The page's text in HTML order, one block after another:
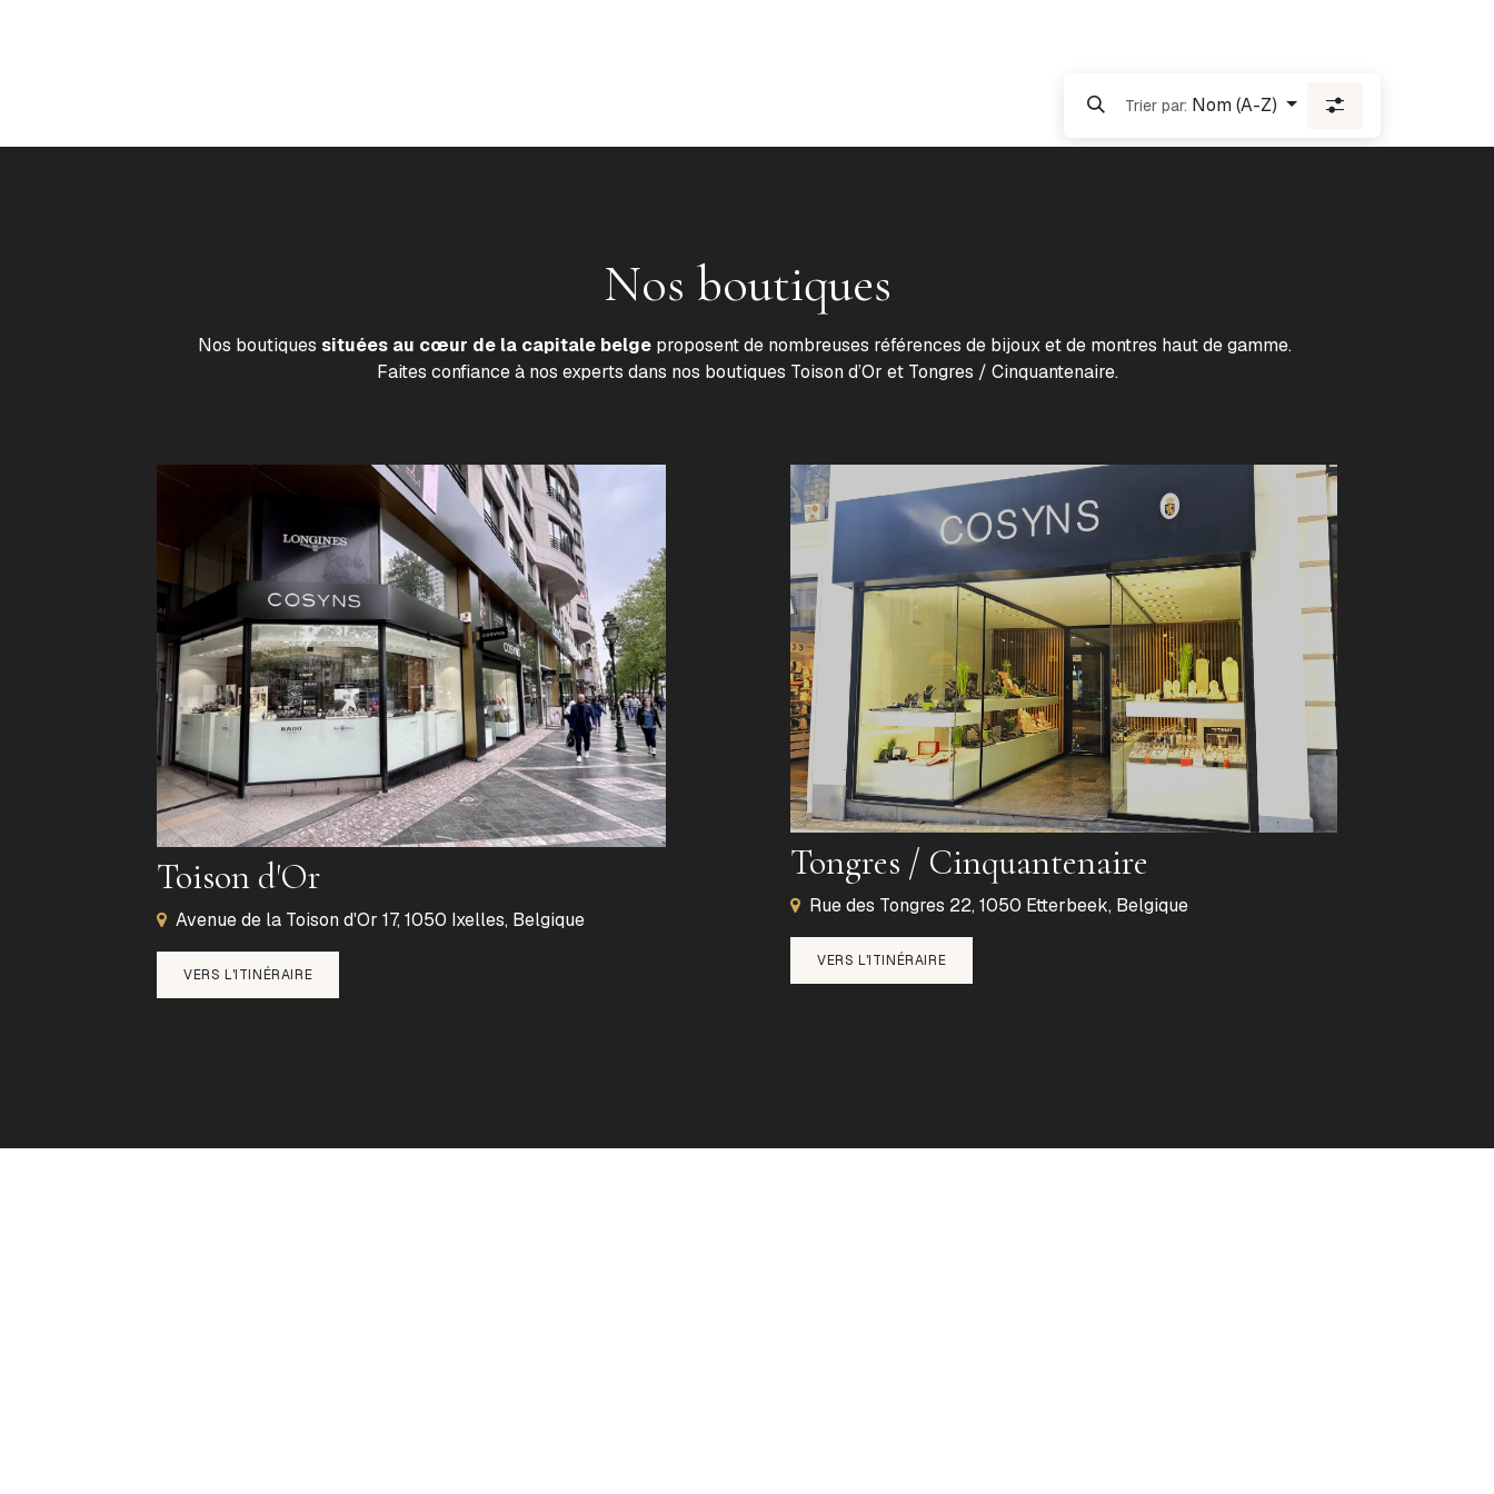
Trier par: Nom (A-Z)
Nos boutiques
Nos boutiques situées au cœur de la capitale belge proposent de nombreuses références de bijoux et de montres haut de gamme.
Faites confiance à nos experts dans nos boutiques Toison d’Or et Tongres / Cinquantenaire.
Toison d'Or
Avenue de la Toison d'Or 17, 1050 Ixelles, Belgique
VERS L'ITINÉRAIRE
Tongres / Cinquantenaire
Rue des Tongres 22, 1050 Etterbeek, Belgique
VERS L'ITINÉRAIRE